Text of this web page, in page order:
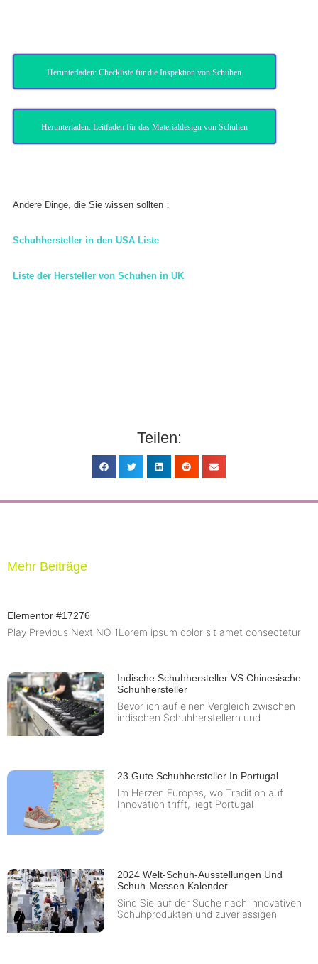
Herunterladen: Checkliste für die Inspektion von Schuhen
Herunterladen: Leitfaden für das Materialdesign von Schuhen
Andere Dinge, die Sie wissen sollten：
Schuhhersteller in den USA Liste
Liste der Hersteller von Schuhen in UK
Teilen:
Mehr Beiträge
Elementor #17276
Play Previous Next NO 1Lorem ipsum dolor sit amet consectetur
Indische Schuhhersteller VS Chinesische
Schuhhersteller
Bevor ich auf einen Vergleich zwischen
indischen Schuhherstellern und
23 Gute Schuhhersteller In Portugal
Im Herzen Europas, wo Tradition auf
Innovation trifft, liegt Portugal
2024 Welt-Schuh-Ausstellungen Und
Schuh-Messen Kalender
Sind Sie auf der Suche nach innovativen
Schuhprodukten und zuverlässigen